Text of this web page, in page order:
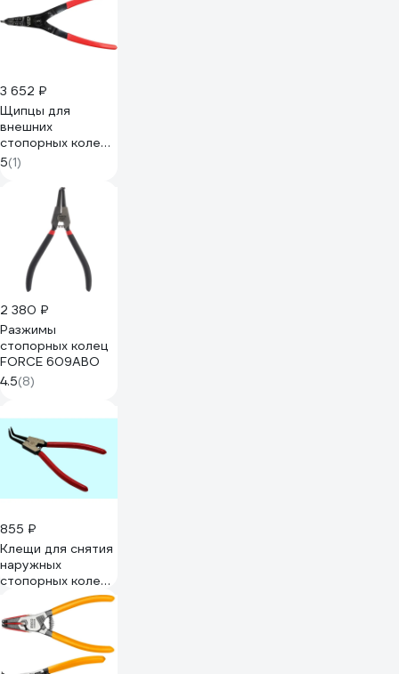
3 652 ₽
Щипцы для
внешних
стопорных колец
Licota без ушка 2
в 1 355 мм ATA-
5(1)
2 380 ₽
Разжимы
стопорных колец
FORCE 609ABO
4.5(8)
855 ₽
Клещи для снятия
наружных
стопорных колец
TLX JS91002-7
180 мм, изогнутые,
с дек. руч. 66587